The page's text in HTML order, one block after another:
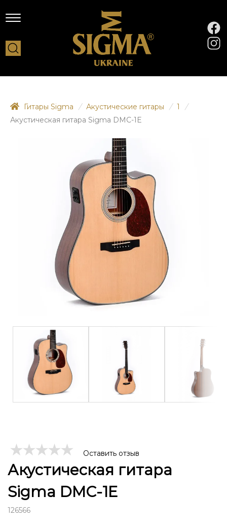
Гитары Sigma / Акустические гитары / 1
/
Акустическая гитара Sigma DMC-1E
Оставить отзыв
Акустическая гитара
Sigma DMC-1E
126566